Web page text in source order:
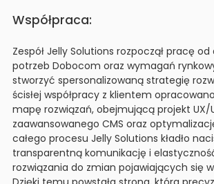
Współpraca:
Zespół Jelly Solutions rozpoczął pracę
potrzeb Dobocom oraz wymagań
stworzyć spersonalizowaną strategię
ścisłej współpracy z klientem
mapę rozwiązań, obejmującą projekt UX/
zaawansowanego CMS oraz
całego procesu Jelly Solutions kładło
transparentną komunikację i
rozwiązania do zmian pojawiających się